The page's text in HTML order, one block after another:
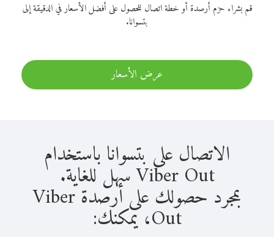
قم بشراء حزم أرصدة أو خطة اتصال للحصول على أفضل الأسعار في الدقيقة إلى
بتسوانا.
عرض الأسعار
الاتصال على بتسوانا باستخدام
Viber Out سهل للغاية.
بمجرد حصولك على أرصدة Viber
Out، يمكنك: